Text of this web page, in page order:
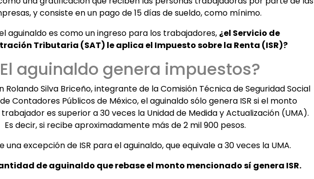
y consiste en un pago de 15 días de sueldo, como mínimo.
aguinaldo es como un ingreso para los trabajadores, ¿el Servicio de
Tributaria (SAT) le aplica el Impuesto sobre la Renta (ISR)?
aguinaldo genera impuestos?
Rolando Silva Briceño, integrante de la Comisión Técnica de Seguridad Social
Contadores Públicos de México, el aguinaldo sólo genera ISR si el monto
es superior a 30 veces la Unidad de Medida y Actualización (UMA).
Es decir, si recibe aproximadamente más de 2 mil 900 pesos.
una excepción de ISR para el aguinaldo, que equivale a 30 veces la UMA.
de aguinaldo que rebase el monto mencionado sí genera ISR.